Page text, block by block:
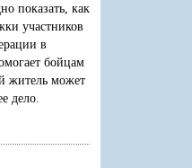
показать, как
участников
в
бойцам
житель может
дело.